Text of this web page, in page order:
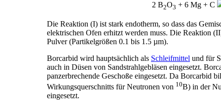
2 B2O3 + 6 Mg + C
Die Reaktion (I) ist stark endotherm, so dass das
elektrischen Ofen erhitzt werden muss. Die Reaktion
Pulver (Partikelgrößen 0.1 bis 1.5 µm).
Borcarbid wird hauptsächlich als Schleifmittel und für
auch in Düsen von Sandstrahlgebläsen eingesetzt.
panzerbrechende Geschoße eingesetzt. Da Borcarbid
Wirkungsquerschnitts für Neutronen von 10B) in der
eingesetzt.